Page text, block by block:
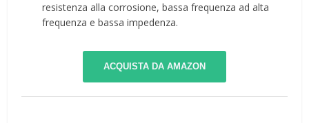
resistenza alla corrosione, bassa frequenza ad alta
frequenza e bassa impedenza.
ACQUISTA DA AMAZON